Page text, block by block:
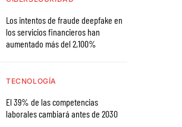
Los intentos de fraude deepfake en
los servicios financieros han
aumentado más del 2,100%
TECNOLOGÍA
El 39% de las competencias
laborales cambiará antes de 2030